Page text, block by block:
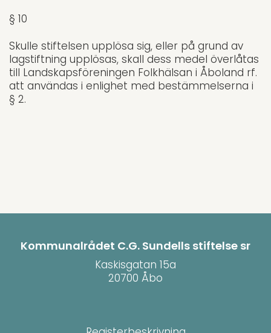
§ 10
Skulle stiftelsen upplösa sig, eller på grund av
lagstiftning upplösas, skall dess medel överlåtas
till Landskapsföreningen Folkhälsan i Åboland rf.
att användas i enlighet med bestämmelserna i
§ 2.
Kommunalrådet C.G. Sundells stiftelse sr
Kaskisgatan 15a
20700 Åbo